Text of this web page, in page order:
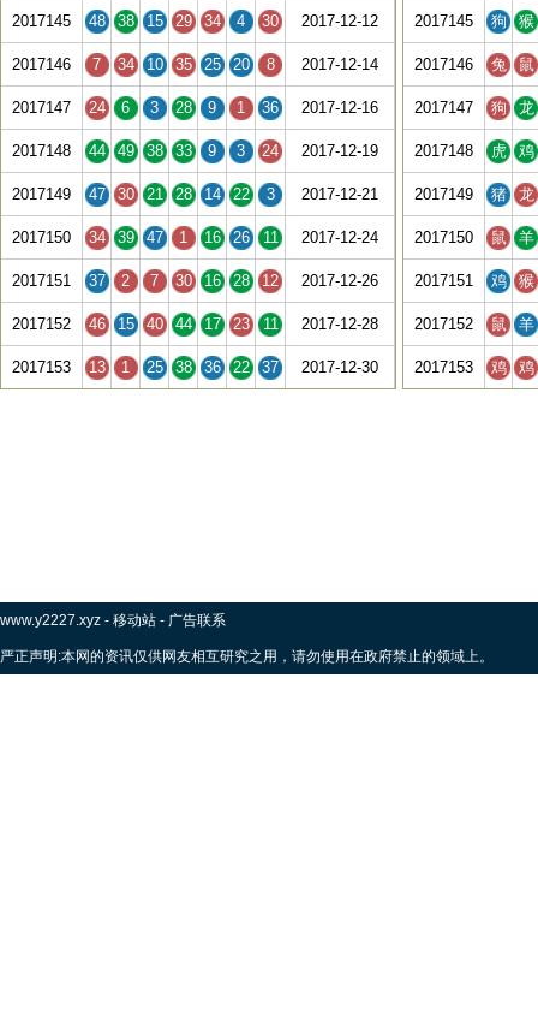
2017145 48 38 15 29 34 4 30 2017-12-12
2017146 7 34 10 35 25 20 8 2017-12-14
2017147 24 6 3 28 9 1 36 2017-12-16
2017148 44 49 38 33 9 3 24 2017-12-19
2017149 47 30 21 28 14 22 3 2017-12-21
2017150 34 39 47 1 16 26 11 2017-12-24
2017151 37 2 7 30 16 28 12 2017-12-26
2017152 46 15 40 44 17 23 11 2017-12-28
2017153 13 1 25 38 36 22 37 2017-12-30
2017145 狗 猴
2017146 兔 鼠
2017147 狗 龙
2017148 虎 鸡
2017149 猪 龙
2017150 鼠 羊
2017151 鸡 猴
2017152 鼠 羊
2017153 鸡 鸡
www.y2227.xyz - 移动站 - 广告联系
严正声明:本网的资讯仅供网友相互研究之用，请勿使用在政府禁止的领域上。